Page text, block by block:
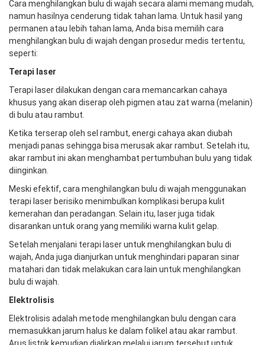
Cara menghilangkan bulu di wajah secara alami memang mudah,
namun hasilnya cenderung tidak tahan lama. Untuk hasil yang
permanen atau lebih tahan lama, Anda bisa memilih cara
menghilangkan bulu di wajah dengan prosedur medis tertentu,
seperti:
Terapi laser
Terapi laser dilakukan dengan cara memancarkan cahaya
khusus yang akan diserap oleh pigmen atau zat warna (melanin)
di bulu atau rambut.
Ketika terserap oleh sel rambut, energi cahaya akan diubah
menjadi panas sehingga bisa merusak akar rambut. Setelah itu,
akar rambut ini akan menghambat pertumbuhan bulu yang tidak
diinginkan.
Meski efektif, cara menghilangkan bulu di wajah menggunakan
terapi laser berisiko menimbulkan komplikasi berupa kulit
kemerahan dan peradangan. Selain itu, laser juga tidak
disarankan untuk orang yang memiliki warna kulit gelap.
Setelah menjalani terapi laser untuk menghilangkan bulu di
wajah, Anda juga dianjurkan untuk menghindari paparan sinar
matahari dan tidak melakukan cara lain untuk menghilangkan
bulu di wajah.
Elektrolisis
Elektrolisis adalah metode menghilangkan bulu dengan cara
memasukkan jarum halus ke dalam folikel atau akar rambut.